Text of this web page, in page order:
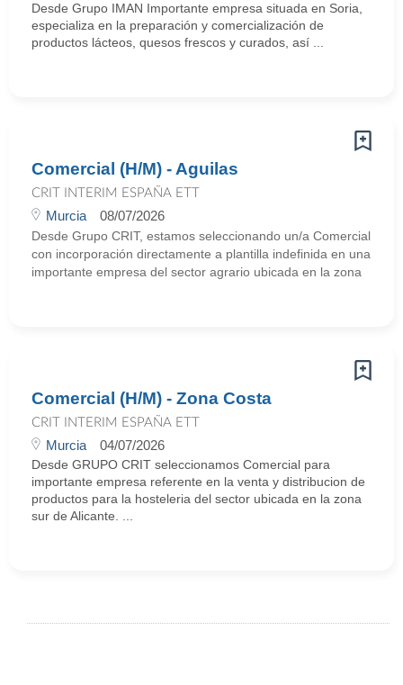
Desde Grupo IMAN Importante empresa situada en Soria,
especializa en la preparación y comercialización de
productos lácteos, quesos frescos y curados, así ...
Comercial (H/M) - Aguilas
CRIT INTERIM ESPAÑA ETT
Murcia 08/07/2026
Desde Grupo CRIT, estamos seleccionando un/a Comercial
con incorporación directamente a plantilla indefinida en una
importante empresa del sector agrario ubicada en la zona
Comercial (H/M) - Zona Costa
CRIT INTERIM ESPAÑA ETT
Murcia 04/07/2026
Desde GRUPO CRIT seleccionamos Comercial para
importante empresa referente en la venta y distribucion de
productos para la hosteleria del sector ubicada en la zona
sur de Alicante. ...